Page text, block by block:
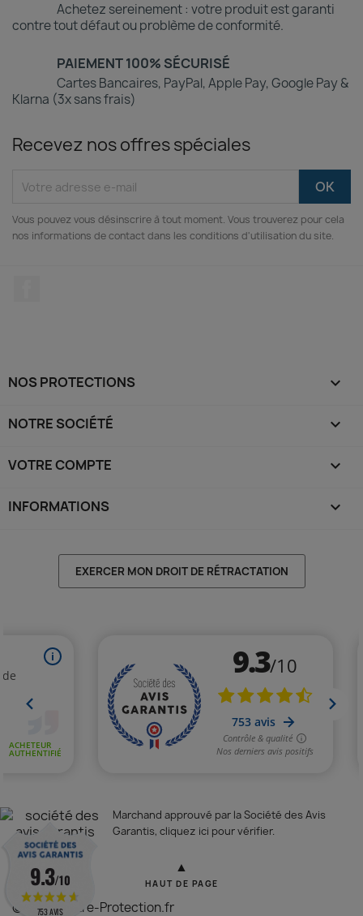
Achetez sereinement : votre produit est garanti
contre tout défaut ou problème de conformité.
PAIEMENT 100% SÉCURISÉ
Cartes Bancaires, PayPal, Apple Pay, Google Pay &
Klarna (3x sans frais)
Recevez nos offres spéciales
Vous pouvez vous désinscrire à tout moment. Vous trouverez pour cela
nos informations de contact dans les conditions d'utilisation du site.
NOS PROTECTIONS 
NOTRE SOCIÉTÉ 
VOTRE COMPTE 
INFORMATIONS keyboard_arrow_down
EXERCER MON DROIT DE RÉTRACTATION
Marchand approuvé par la Société des Avis
Garantis, cliquez ici pour vérifier.
▲
HAUT DE PAGE
© 2026 - Vitre-Protection.fr
9.3/10
753 AVIS